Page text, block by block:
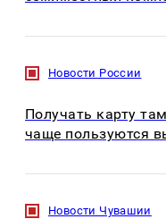
Новости России
Получать карту
чаще пользуются
Новости Чувашии